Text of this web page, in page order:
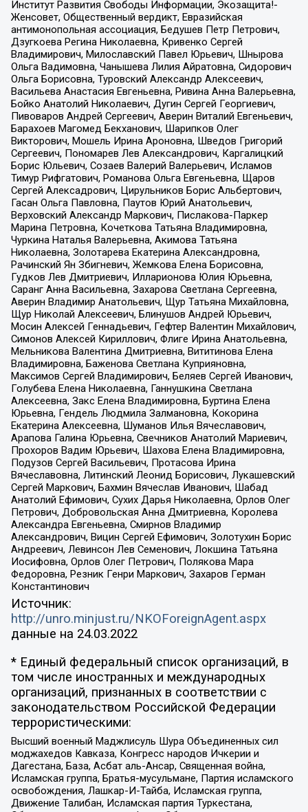
Институт Развития Свободы Информации, Экозащита!-
Женсовет, Общественный вердикт, Евразийская
антимонопольная ассоциация, Бедушев Петр Петрович,
Дзугкоева Регина Николаевна, Кривенко Сергей
Владимирович, Милославский Павел Юрьевич, Шнырова
Ольга Вадимовна, Чанышева Лилия Айратовна, Сидорович
Ольга Борисовна, Туровский Александр Алексеевич,
Васильева Анастасия Евгеньевна, Ривина Анна Валерьевна,
Бойко Анатолий Николаевич, Дугин Сергей Георгиевич,
Пивоваров Андрей Сергеевич, Аверин Виталий Евгеньевич,
Барахоев Магомед Бекханович, Шарипков Олег
Викторович, Мошель Ирина Ароновна, Шведов Григорий
Сергеевич, Пономарев Лев Александрович, Каргалицкий
Борис Юльевич, Созаев Валерий Валерьевич, Исламов
Тимур Рифгатович, Романова Ольга Евгеньевна, Щаров
Сергей Алексадрович, Цирульников Борис Альбертович,
Гасан Ольга Павловна, Паутов Юрий Анатольевич,
Верховский Александр Маркович, Пислакова-Паркер
Марина Петровна, Кочеткова Татьяна Владимировна,
Чуркина Наталья Валерьевна, Акимова Татьяна
Николаевна, Золотарева Екатерина Александровна,
Рачинский Ян Збигневич, Жемкова Елена Борисовна,
Гудков Лев Дмитриевич, Илларионова Юлия Юрьевна,
Саранг Анна Васильевна, Захарова Светлана Сергеевна,
Аверин Владимир Анатольевич, Щур Татьяна Михайловна,
Щур Николай Алексеевич, Блинушов Андрей Юрьевич,
Мосин Алексей Геннадьевич, Гефтер Валентин Михайлович,
Симонов Алексей Кириллович, Флиге Ирина Анатольевна,
Мельникова Валентина Дмитриевна, Вититинова Елена
Владимировна, Баженова Светлана Куприяновна,
Максимов Сергей Владимирович, Беляев Сергей Иванович,
Голубева Елена Николаевна, Ганнушкина Светлана
Алексеевна, Закс Елена Владимировна, Буртина Елена
Юрьевна, Гендель Людмила Залмановна, Кокорина
Екатерина Алексеевна, Шуманов Илья Вячеславович,
Арапова Галина Юрьевна, Свечников Анатолий Мариевич,
Прохоров Вадим Юрьевич, Шахова Елена Владимировна,
Подузов Сергей Васильевич, Протасова Ирина
Вячеславовна, Литинский Леонид Борисович, Лукашевский
Сергей Маркович, Бахмин Вячеслав Иванович, Шабад
Анатолий Ефимович, Сухих Дарья Николаевна, Орлов Олег
Петрович, Добровольская Анна Дмитриевна, Королева
Александра Евгеньевна, Смирнов Владимир
Александрович, Вицин Сергей Ефимович, Золотухин Борис
Андреевич, Левинсон Лев Семенович, Локшина Татьяна
Иосифовна, Орлов Олег Петрович, Полякова Мара
Федоровна, Резник Генри Маркович, Захаров Герман
Константинович
Источник:
http://unro.minjust.ru/NKOForeignAgent.aspx
данные на 24.03.2022
* Единый федеральный список организаций, в
том числе иностранных и международных
организаций, признанных в соответствии с
законодательством Российской Федерации
террористическими:
Высший военный Маджлисуль Шура Объединенных сил
моджахедов Кавказа, Конгресс народов Ичкерии и
Дагестана, База, Асбат аль-Ансар, Священная война,
Исламская группа, Братья-мусульмане, Партия исламского
освобождения, Лашкар-И-Тайба, Исламская группа,
Движение Талибан, Исламская партия Туркестана,